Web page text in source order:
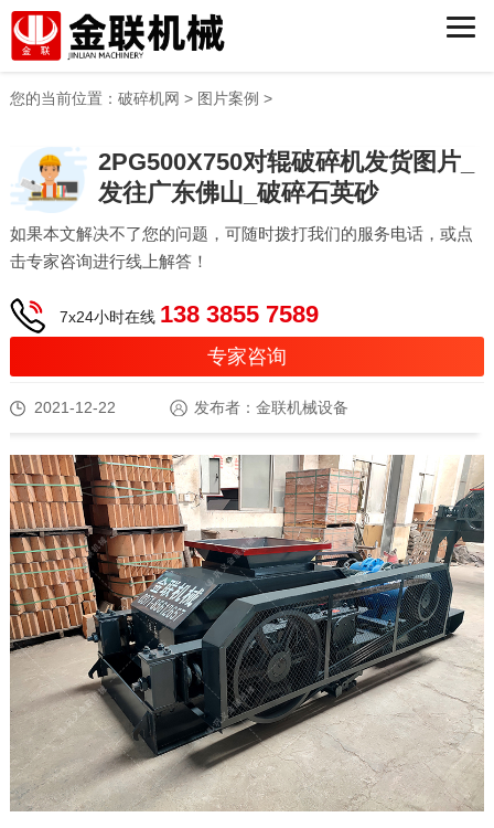
您的当前位置： 破碎机网 > 图片案例 >
2PG500X750对辊破碎机发货图片_
发往广东佛山_破碎石英砂
如果本文解决不了您的问题，可随时拨打我们的服务电话，或点
击专家咨询进行线上解答！
7x24小时在线 138 3855 7589
专家咨询
2021-12-22 发布者：金联机械设备